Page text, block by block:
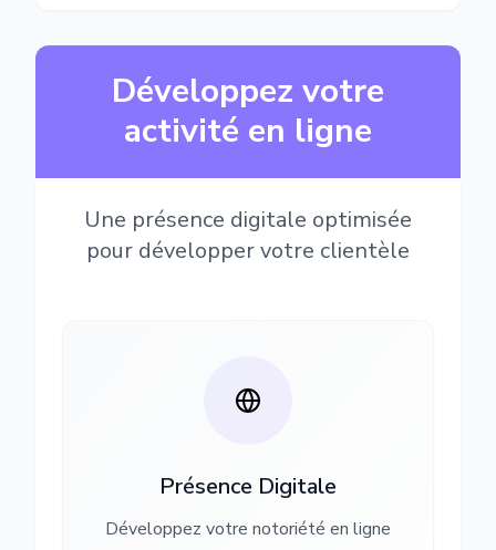
Développez votre
activité en ligne
Une présence digitale optimisée
pour développer votre clientèle
Présence Digitale
Développez votre notoriété en ligne